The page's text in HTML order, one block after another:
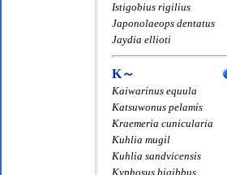
Istigobius rigilius
Japonolaeops dentatus
Jaydia ellioti
K～
Kaiwarinus equula
Katsuwonus pelamis
Kraemeria cunicularia
Kuhlia mugil
Kuhlia sandvicensis
Kyphosus bigibbus